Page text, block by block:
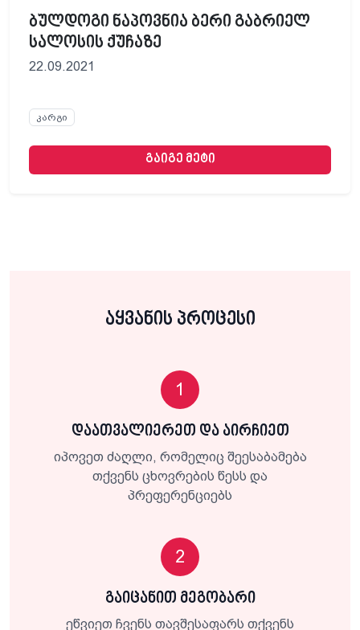
ბულდოგი ნაპოვნია ბერი გაბრიელ
სალოსის ქუჩაზე
22.09.2021
კარგი
გაიგე მეტი
აყვანის პროცესი
1
დაათვალიერეთ და აირჩიეთ
იპოვეთ ძაღლი, რომელიც შეესაბამება
თქვენს ცხოვრების წესს და
პრეფერენციებს
2
გაიცანით მეგობარი
ეწვიეთ ჩვენს თავშესაფარს თქვენს